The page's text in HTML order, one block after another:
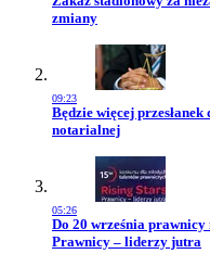
zmiany
09:23
Przejdź do artykułu:
Będzie więcej
notarialnej
05:26
Przejdź do artykułu:
Do 20 września prawnicy
Prawnicy – liderzy jutra